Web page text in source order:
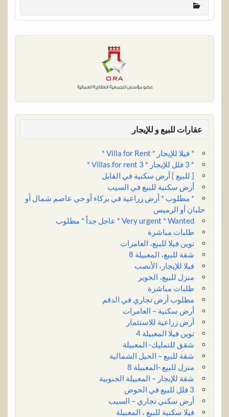
t
e
b
o
e
r
s
A
l
e
d
I
n
l
r
e
عقارات للبيع و للإيجار
* فيلا للإيجار * Villa for Rent *
* 3 فلل للإيجار * 3 Villas for rent *
[ للبيع ] أرض سكنية في القابل
أرض سكنية للبيع في السيب
* مطلوب * أرض زراعية في بركاء أو حي عاصم شمال أو
حلبان أو الرميس
Very urgent * Wanted * عاجل جداً * مطلوب
طلبات مباشرة
توين فيلا للبيع، العامرات
شقة للبيع، المعبيلة 8
فيلا للإيجار، الأنصب
منزل للبيع، الخوير
طلبات مباشرة
مطلوب أرض تجاري في الدقم
أرض سكنية – العامرات
أرض زراعية للاستثمار
توين فيلا المعبيلة 4
شقق للتمليك- المعبيلة
شقة للبيع – الحيل الشمالية
منزل للبيع -المعبيلة 8
شقة للإيجار – المعبيلة الجنوبية
3 فلل للبيع في الخوض
أرض سكني تجاري – السيب
فيلا سكنية للبيع ، المعبيلة